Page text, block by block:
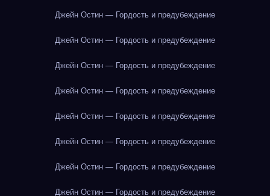
Джейн Остин — Гордость и предубеждение
Джейн Остин — Гордость и предубеждение
Джейн Остин — Гордость и предубеждение
Джейн Остин — Гордость и предубеждение
Джейн Остин — Гордость и предубеждение
Джейн Остин — Гордость и предубеждение
Джейн Остин — Гордость и предубеждение
Джейн Остин — Гордость и предубеждение